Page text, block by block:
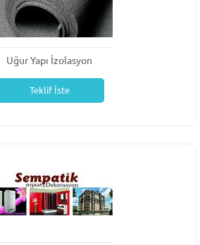
Uğur Yapı İzolasyon
Teklif İste